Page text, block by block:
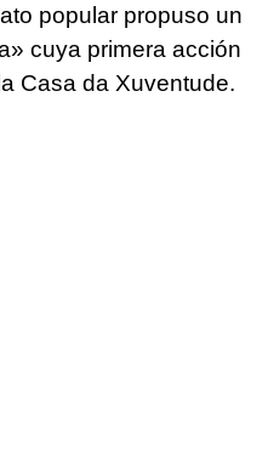
popular propuso un
cuya primera acción
Casa da Xuventude.